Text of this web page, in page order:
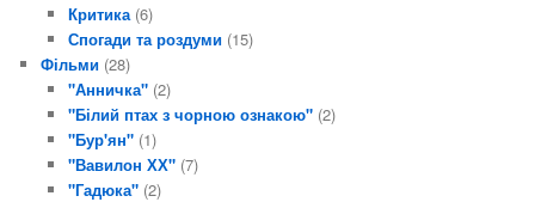
Критика(6)
Спогади та роздуми(15)
Фільми (28)
"Анничка"(2)
"Білий птах з чорною ознакою"(2)
"Бур'ян"(1)
"Вавилон ХХ"(7)
"Гадюка"(2)